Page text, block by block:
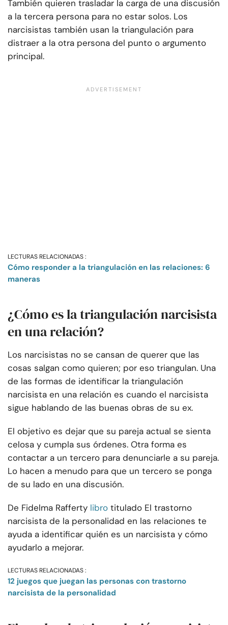
También quieren trasladar la carga de una discusión
a la tercera persona para no estar solos. Los
narcisistas también usan la triangulación para
distraer a la otra persona del punto o argumento
principal.
LECTURAS RELACIONADAS :
Cómo responder a la triangulación en las relaciones: 6
maneras
¿Cómo es la triangulación narcisista
en una relación?
Los narcisistas no se cansan de querer que las
cosas salgan como quieren; por eso triangulan. Una
de las formas de identificar la triangulación
narcisista en una relación es cuando el narcisista
sigue hablando de las buenas obras de su ex.
El objetivo es dejar que su pareja actual se sienta
celosa y cumpla sus órdenes. Otra forma es
contactar a un tercero para denunciarle a su pareja.
Lo hacen a menudo para que un tercero se ponga
de su lado en una discusión.
De Fidelma Rafferty libro titulado El trastorno
narcisista de la personalidad en las relaciones te
ayuda a identificar quién es un narcisista y cómo
ayudarlo a mejorar.
LECTURAS RELACIONADAS :
12 juegos que juegan las personas con trastorno
narcisista de la personalidad